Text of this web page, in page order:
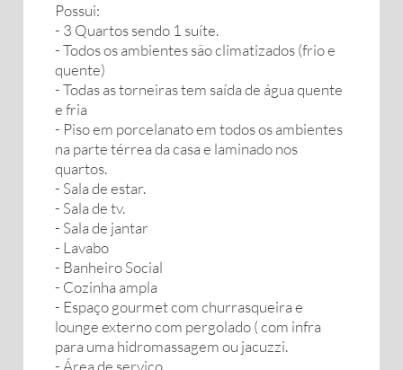
Possui:
- 3 Quartos sendo 1 suíte.
- Todos os ambientes são climatizados (frio e
quente)
- Todas as torneiras tem saída de água quente
e fria
- Piso em porcelanato em todos os ambientes
na parte térrea da casa e laminado nos
quartos.
- Sala de estar.
- Sala de tv.
- Sala de jantar
- Lavabo
- Banheiro Social
- Cozinha ampla
- Espaço gourmet com churrasqueira e
lounge externo com pergolado ( com infra
para uma hidromassagem ou jacuzzi.
- Área de serviço.